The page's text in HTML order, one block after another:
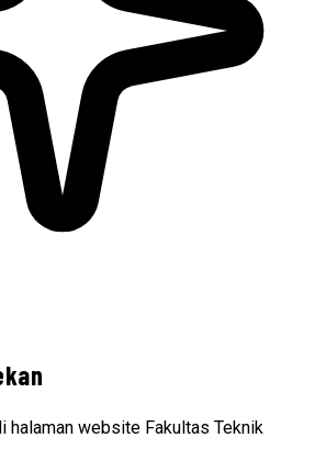
halaman website Fakultas Teknik